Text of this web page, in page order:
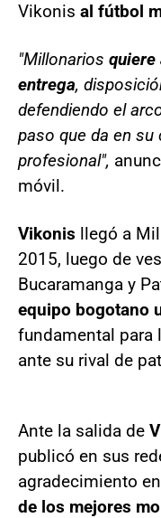
Vikonis al fútbol
"Millonarios quiere
entrega,
defendiendo el
paso que da en
profesional",
móvil.
Vikonis llegó a
2015, luego de
Bucaramanga y
equipo bogotano
fundamental para
ante su rival de
Ante la salida de
publicó en sus
agradecimiento
de los mejores